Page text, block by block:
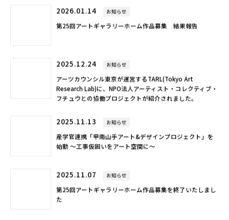
2026.01.14 お知らせ
第25回アートギャラリーホーム作品募集 結果報告
2025.12.24 お知らせ
アーツカウンシル東京が運営するTARL(Tokyo Art
Research Lab)に、NPO法人アーティスト・コレクティブ・
フチュウとの協働プロジェクトが紹介されました。
2025.11.13 お知らせ
産学官連携「甲南山手アート&デザインプロジェクト」を
始動 ～工事仮囲いをアート空間に～
2025.11.07 お知らせ
第25回アートギャラリーホーム作品募集を終了いたしまし
た